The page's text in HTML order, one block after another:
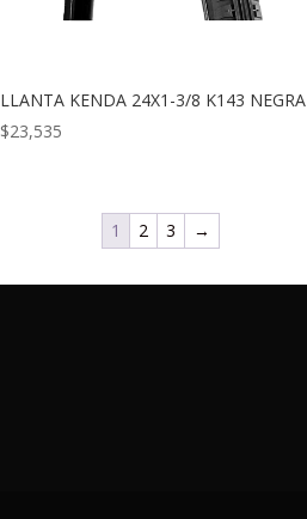
LLANTA KENDA 24X1-3/8 K143 NEGRA
$23,535
1 2 3 →